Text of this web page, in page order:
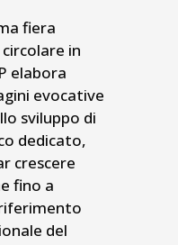
fiera
in
elabora
evocative
sviluppo di
dedicato,
crescere
fino a
del